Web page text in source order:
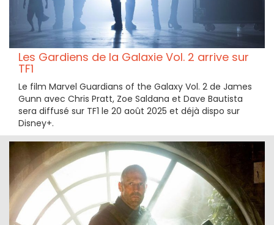
Les Gardiens de la Galaxie Vol. 2 arrive sur
TF1
Le film Marvel Guardians of the Galaxy Vol. 2 de James
Gunn avec Chris Pratt, Zoe Saldana et Dave Bautista
sera diffusé sur TF1 le 20 août 2025 et déjà dispo sur
Disney+.